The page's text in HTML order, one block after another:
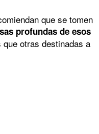
que se tomen
profundas de esos
que otras destinadas a